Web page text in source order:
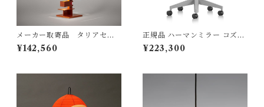
メーカー取寄品 タリアセン
TALIESIN3 チェリー 型番32
2S2311 / Frank Lloyd Wrigh
¥142,560
正規品 ハーマンミラー コズム
チェア ローバック / ホワイト
＆ミネラル / Hermanmiller
¥223,300